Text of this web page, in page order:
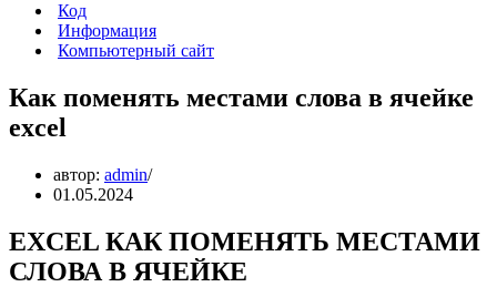
Код
Информация
Компьютерный сайт
Как поменять местами слова в ячейке
excel
автор: admin
01.05.2024
EXCEL КАК ПОМЕНЯТЬ МЕСТАМИ
СЛОВА В ЯЧЕЙКЕ